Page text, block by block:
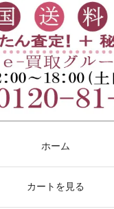
ホーム
カートを見る